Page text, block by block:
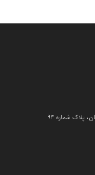
پلاک شماره ۹۴